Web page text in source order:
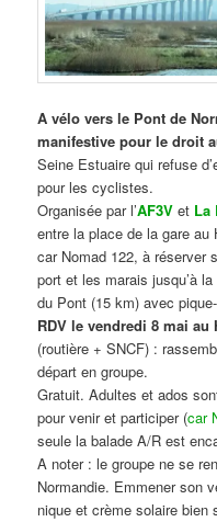
A vélo vers le Pont de
manifestive pour le droit
Seine Estuaire qui refuse
pour les cyclistes.
Organisée par l’AF3V et La
entre la place de la gare au
car Nomad 122, à réserver
port et les marais jusqu’à
du Pont (15 km) avec
RDV le vendredi 8 mai au
(routière + SNCF) :
départ en groupe.
Gratuit. Adultes et ados
pour venir et participer (car
seule la balade A/R est
A noter : le groupe ne se
Normandie. Emmener son
nique et crème solaire bien